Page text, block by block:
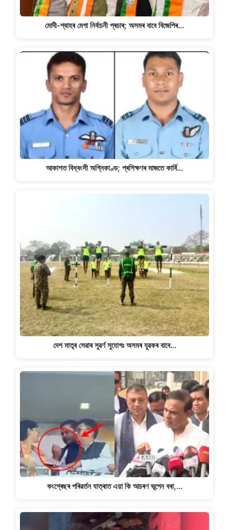
মোদী-শ্বাহৰ মেগা নিৰ্বাচনী প্ৰচাৰ; অসমৰ বাবে বিজেপিৰ…
আকাশত বিধ্বংসী অগ্নিকাণ্ড; প্ৰশিক্ষণৰ মাজতে কাৰ্বি…
দেশ মাতৃৰ সেৱাৰ সুৱৰ্ণ সুযোগঃ অসমৰ যুৱকৰ বাবে…
কংগ্ৰেছৰ পৰিৱৰ্তন যাত্ৰাত এয়া কি আচৰণ ভূপেন বৰা,…